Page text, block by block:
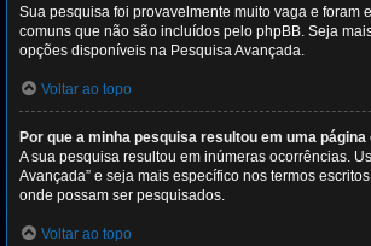
Sua pesquisa foi provavelmente muito vaga e foram
comuns que não são incluídos pelo phpBB. Seja
opções disponíveis na Pesquisa Avançada.
Voltar ao topo
Por que a minha pesquisa resultou em uma
A sua pesquisa resultou em inúmeras ocorrências.
Avançada” e seja mais específico nos termos
onde possam ser pesquisados.
Voltar ao topo